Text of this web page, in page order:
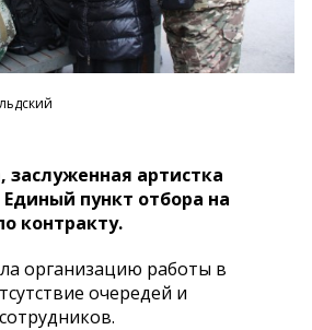
заслуженная артистка
пункт отбора на
контракту.
организацию работы в
очередей и